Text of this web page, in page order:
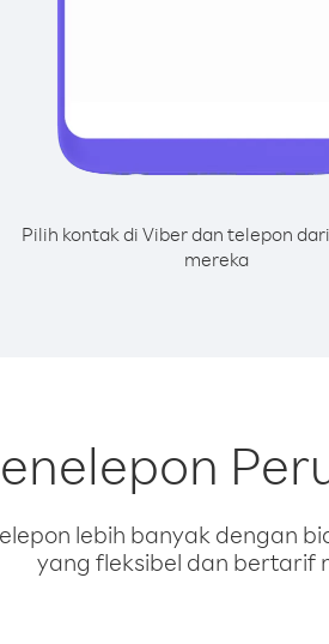
Pilih kontak di Viber dan telepon
mereka
lebih banyak dengan
yang fleksibel dan bertarif